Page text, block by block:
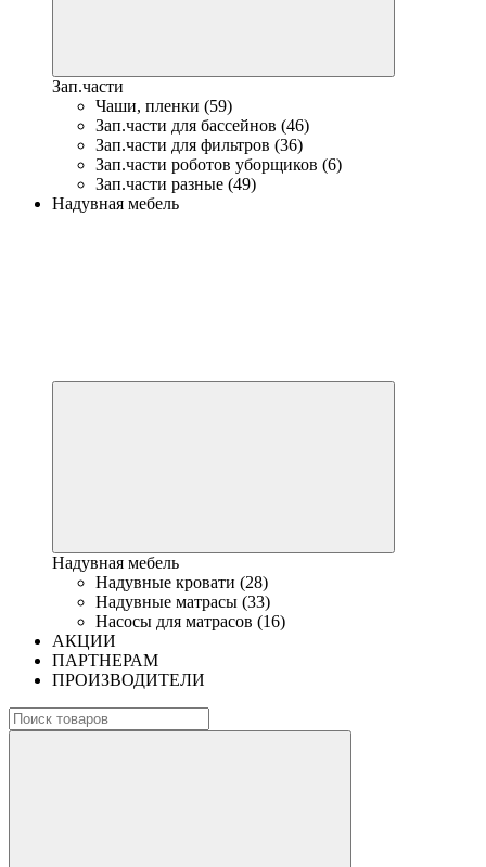
Зап.части
Чаши, пленки (59)
Зап.части для бассейнов (46)
Зап.части для фильтров (36)
Зап.части роботов уборщиков (6)
Зап.части разные (49)
Надувная мебель
Надувная мебель
Надувные кровати (28)
Надувные матрасы (33)
Насосы для матрасов (16)
АКЦИИ
ПАРТНЕРАМ
ПРОИЗВОДИТЕЛИ